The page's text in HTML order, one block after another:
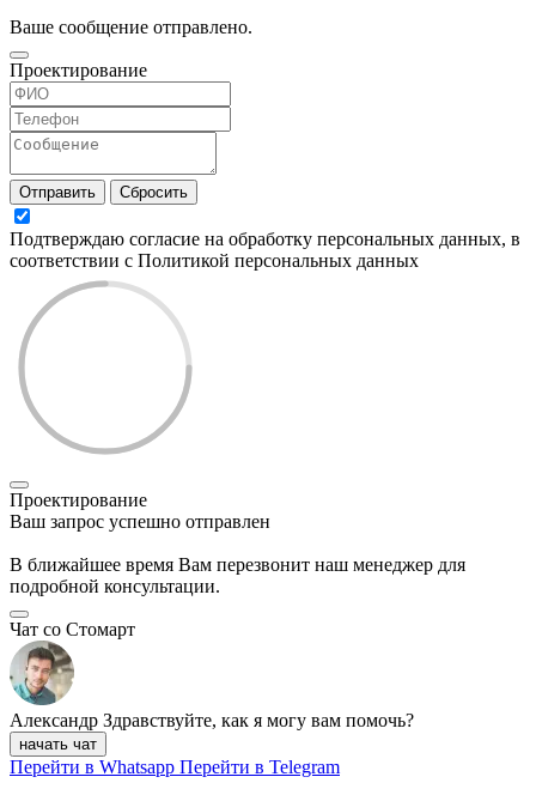
Ваше сообщение отправлено.
Проектирование
Отправить Сбросить
Подтверждаю согласие на обработку персональных данных, в
соответствии с Политикой персональных данных
Проектирование
Ваш запрос успешно отправлен
В ближайшее время Вам перезвонит наш менеджер для
подробной консультации.
Чат со Стомарт
Александр Здравствуйте, как я могу вам помочь?
начать чат
Перейти в Whatsapp Перейти в Telegram